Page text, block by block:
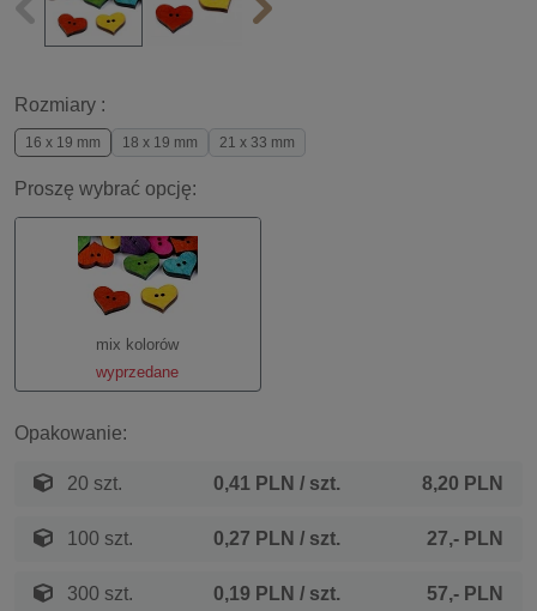
Rozmiary :
16 x 19 mm 18 x 19 mm 21 x 33 mm
Proszę wybrać opcję:
mix kolorów
wyprzedane
Opakowanie:
20 szt. 0,41 PLN / szt. 8,20 PLN
100 szt. 0,27 PLN / szt. 27,- PLN
300 szt. 0,19 PLN / szt. 57,- PLN